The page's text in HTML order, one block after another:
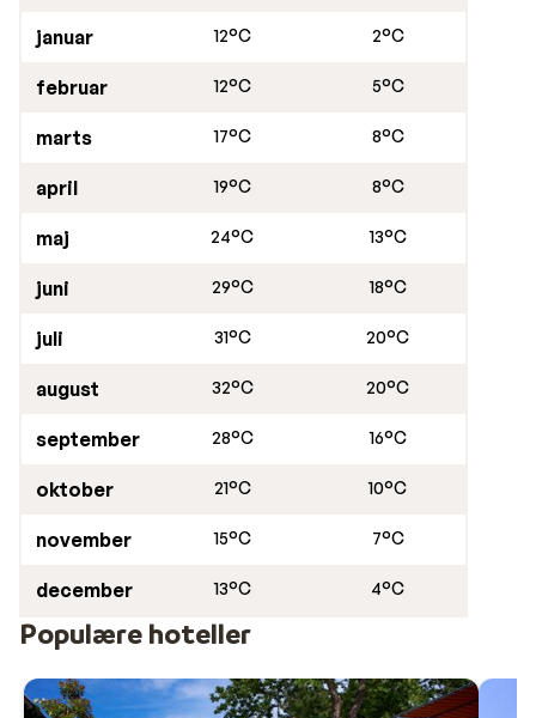
januar 12°C 2°C
februar 12°C 5°C
marts 17°C 8°C
april 19°C 8°C
maj 24°C 13°C
juni 29°C 18°C
juli 31°C 20°C
august 32°C 20°C
september 28°C 16°C
oktober 21°C 10°C
november 15°C 7°C
december 13°C 4°C
Populære hoteller